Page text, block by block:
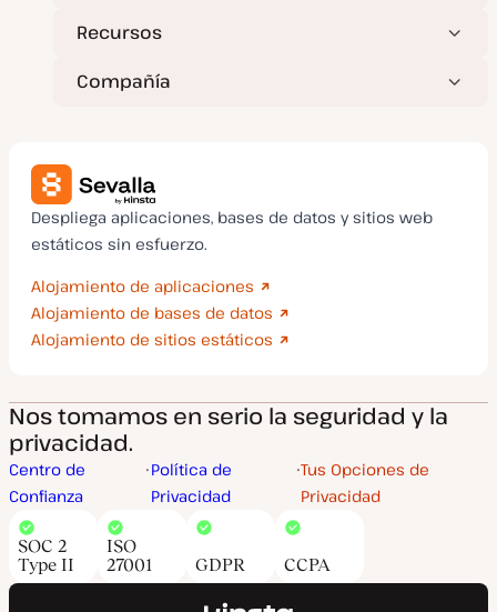
Recursos
Compañía
Despliega aplicaciones, bases de datos y sitios web
estáticos sin esfuerzo.
Alojamiento de aplicaciones
Alojamiento de bases de datos
Alojamiento de sitios estáticos
Nos tomamos en serio la seguridad y la
privacidad.
Centro de
Confianza
Política de
Privacidad
Tus Opciones de
Privacidad
SOC 2
Type II
ISO
27001
GDPR CCPA